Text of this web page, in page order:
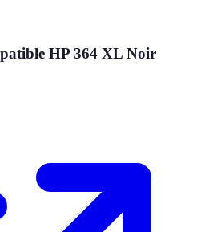
HP 364 XL Noir